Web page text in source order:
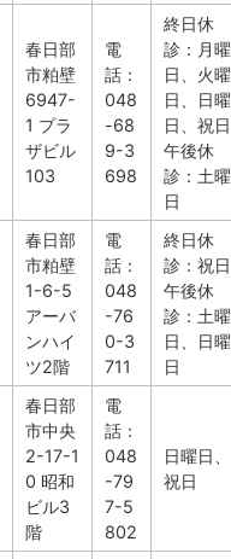
春日部
市粕壁
6947-
1 プラ
ザビル
103
電
話：
048
-68
9-3
698
終日休
診：月曜
日、火曜
日、日曜
日、祝日
午後休
診：土曜
日
春日部
市粕壁
1-6-5
アーバ
ンハイ
ツ2階
電
話：
048
-76
0-3
711
終日休
診：祝日
午後休
診：土曜
日、日曜
日
春日部
市中央
2-17-1
0 昭和
ビル3
階
電
話：
048
-79
7-5
802
日曜日、
祝日